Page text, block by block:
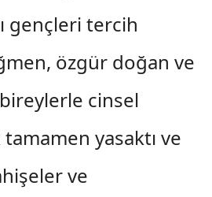
gençleri tercih
özgür doğan ve
cinsel
yasaktı ve
ve